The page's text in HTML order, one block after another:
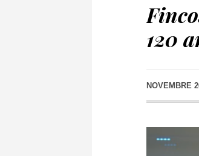
120
NOVEMBRE